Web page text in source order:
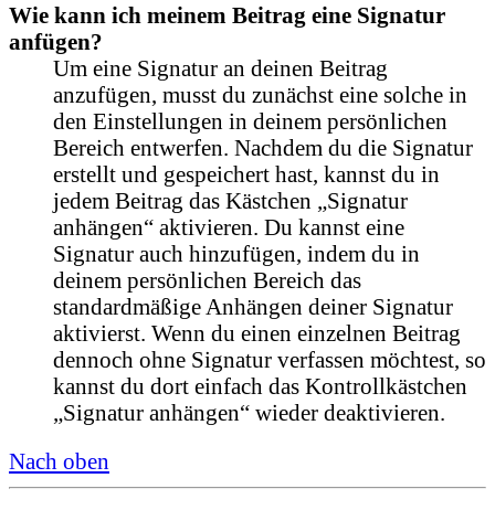
Wie kann ich meinem Beitrag eine Signatur
anfügen?
Um eine Signatur an deinen Beitrag
anzufügen, musst du zunächst eine solche in
den Einstellungen in deinem persönlichen
Bereich entwerfen. Nachdem du die Signatur
erstellt und gespeichert hast, kannst du in
jedem Beitrag das Kästchen „Signatur
anhängen“ aktivieren. Du kannst eine
Signatur auch hinzufügen, indem du in
deinem persönlichen Bereich das
standardmäßige Anhängen deiner Signatur
aktivierst. Wenn du einen einzelnen Beitrag
dennoch ohne Signatur verfassen möchtest, so
kannst du dort einfach das Kontrollkästchen
„Signatur anhängen“ wieder deaktivieren.
Nach oben